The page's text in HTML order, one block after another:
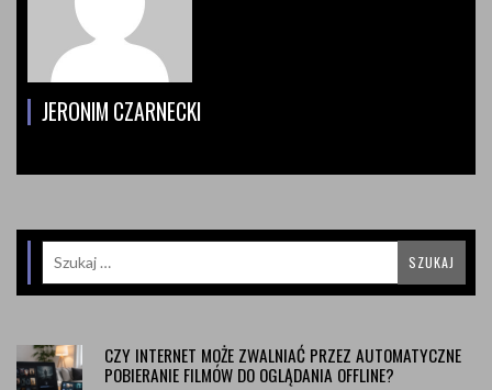
JERONIM CZARNECKI
CZY INTERNET MOŻE ZWALNIAĆ PRZEZ AUTOMATYCZNE
POBIERANIE FILMÓW DO OGLĄDANIA OFFLINE?